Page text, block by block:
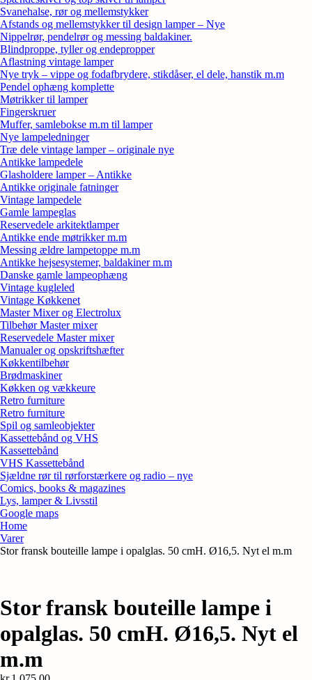
Svanehalse, rør og mellemstykker
Afstands og mellemstykker til design lamper – Nye
Nippelrør, pendelrør og messing baldakiner.
Blindproppe, tyller og endepropper
Aflastning vintage lamper
Nye tryk – vippe og fodafbrydere, stikdåser, el dele, hanstik m.m
Pendel ophæng komplette
Møtrikker til lamper
Fingerskruer
Muffer, samlebokse m.m til lamper
Nye lampeledninger
Træ dele vintage lamper – originale nye
Antikke lampedele
Glasholdere lamper – Antikke
Antikke originale fatninger
Vintage lampedele
Gamle lampeglas
Reservedele arkitektlamper
Antikke ende møtrikker m.m
Messing ældre lampetoppe m.m
Antikke hejsesystemer, baldakiner m.m
Danske gamle lampeophæng
Vintage kugleled
Vintage Køkkenet
Master Mixer og Electrolux
Tilbehør Master mixer
Reservedele Master mixer
Manualer og opskriftshæfter
Køkkentilbehør
Brødmaskiner
Køkken og vækkeure
Retro furniture
Retro furniture
Spil og samleobjekter
Kassettebånd og VHS
Kassettebånd
VHS Kassettebånd
Sjældne rør til rørforstærkere og radio – nye
Comics, books & magazines
Lys, lamper & Livsstil
Google maps
Home
Varer
Stor fransk bouteille lampe i opalglas. 50 cmH. Ø16,5. Nyt el m.m
Stor fransk bouteille lampe i
opalglas. 50 cmH. Ø16,5. Nyt el
m.m